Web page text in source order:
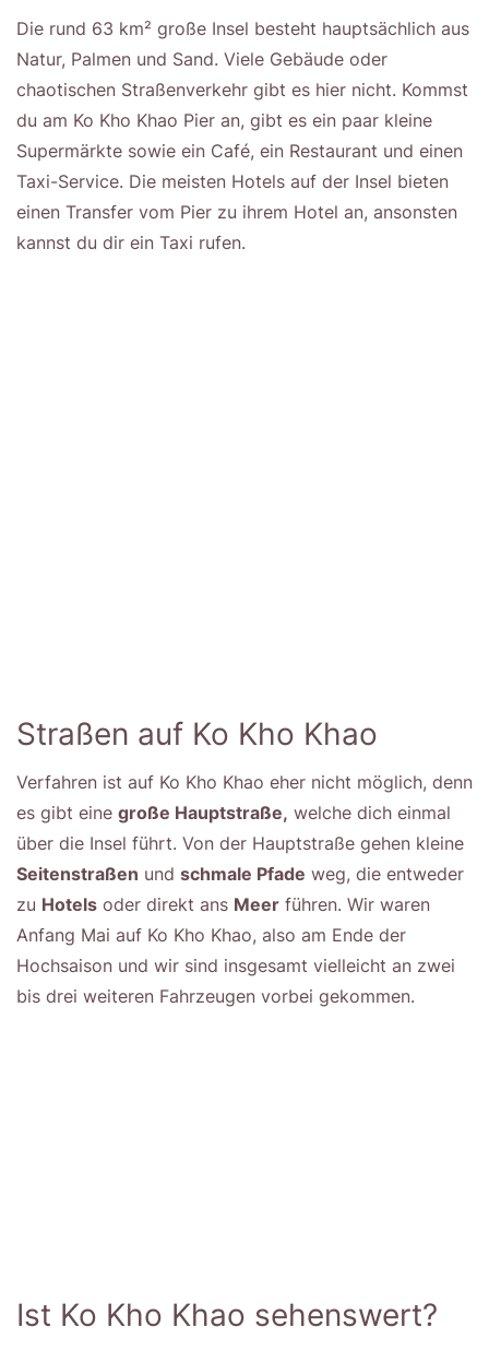
Die rund 63 km² große Insel besteht hauptsächlich aus
Natur, Palmen und Sand. Viele Gebäude oder
chaotischen Straßenverkehr gibt es hier nicht. Kommst
du am Ko Kho Khao Pier an, gibt es ein paar kleine
Supermärkte sowie ein Café, ein Restaurant und einen
Taxi-Service. Die meisten Hotels auf der Insel bieten
einen Transfer vom Pier zu ihrem Hotel an, ansonsten
kannst du dir ein Taxi rufen.
Straßen auf Ko Kho Khao
Verfahren ist auf Ko Kho Khao eher nicht möglich, denn
es gibt eine große Hauptstraße, welche dich einmal
über die Insel führt. Von der Hauptstraße gehen kleine
Seitenstraßen und schmale Pfade weg, die entweder
zu Hotels oder direkt ans Meer führen. Wir waren
Anfang Mai auf Ko Kho Khao, also am Ende der
Hochsaison und wir sind insgesamt vielleicht an zwei
bis drei weiteren Fahrzeugen vorbei gekommen.
Ist Ko Kho Khao sehenswert?